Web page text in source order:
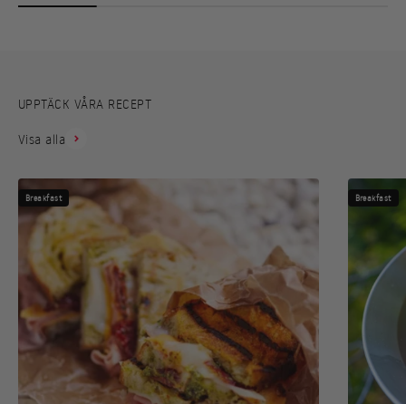
UPPTÄCK VÅRA RECEPT
Visa alla
Breakfast Breakfast